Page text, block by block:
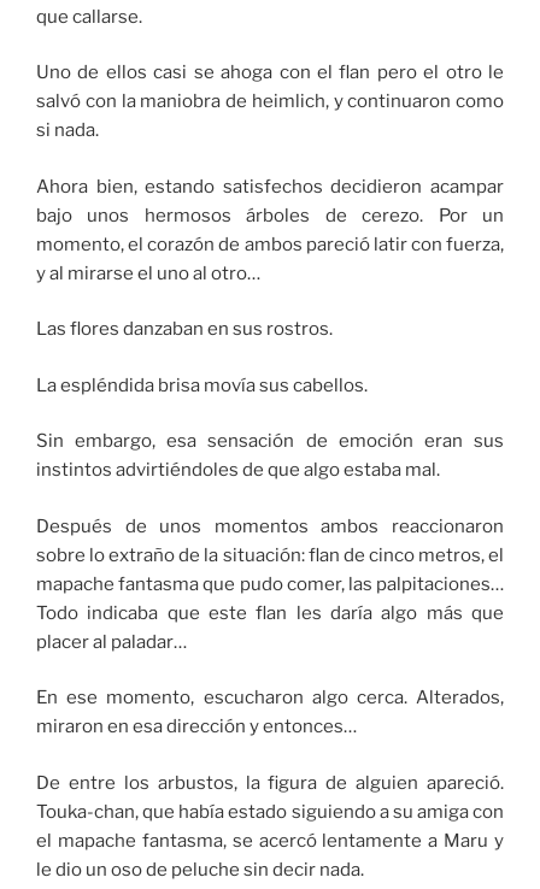
que callarse.
Uno de ellos casi se ahoga con el flan pero el otro le
salvó con la maniobra de heimlich, y continuaron como
si nada.
Ahora bien, estando satisfechos decidieron acampar
bajo unos hermosos árboles de cerezo. Por un
momento, el corazón de ambos pareció latir con fuerza,
y al mirarse el uno al otro…
Las flores danzaban en sus rostros.
La espléndida brisa movía sus cabellos.
Sin embargo, esa sensación de emoción eran sus
instintos advirtiéndoles de que algo estaba mal.
Después de unos momentos ambos reaccionaron
sobre lo extraño de la situación: flan de cinco metros, el
mapache fantasma que pudo comer, las palpitaciones…
Todo indicaba que este flan les daría algo más que
placer al paladar…
En ese momento, escucharon algo cerca. Alterados,
miraron en esa dirección y entonces…
De entre los arbustos, la figura de alguien apareció.
Touka-chan, que había estado siguiendo a su amiga con
el mapache fantasma, se acercó lentamente a Maru y
le dio un oso de peluche sin decir nada.